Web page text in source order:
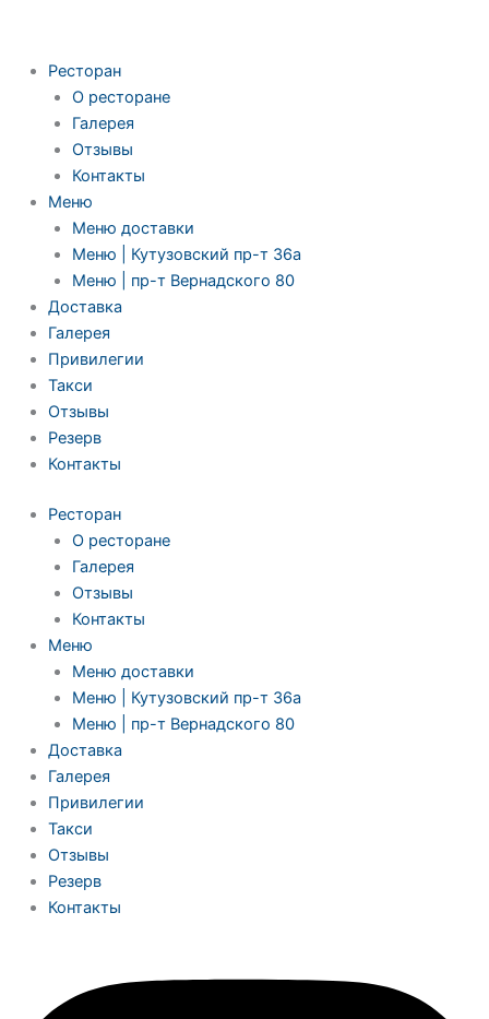
Ресторан
О ресторане
Галерея
Отзывы
Контакты
Меню
Меню доставки
Меню | Кутузовский пр-т 36а
Меню | пр-т Вернадского 80
Доставка
Галерея
Привилегии
Такси
Отзывы
Резерв
Контакты
Ресторан
О ресторане
Галерея
Отзывы
Контакты
Меню
Меню доставки
Меню | Кутузовский пр-т 36а
Меню | пр-т Вернадского 80
Доставка
Галерея
Привилегии
Такси
Отзывы
Резерв
Контакты